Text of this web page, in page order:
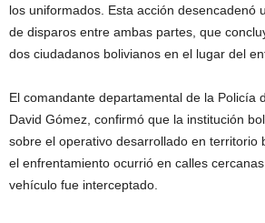
los uniformados. Esta acción desencadenó
de disparos entre ambas partes, que
dos ciudadanos bolivianos en el lugar del
El comandante departamental de la Policía
David Gómez, confirmó que la institución
sobre el operativo desarrollado en territorio
el enfrentamiento ocurrió en calles
vehículo fue interceptado.